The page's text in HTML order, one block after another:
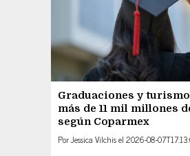
Graduaciones y
más de 11 mil millones
según Coparmex
PorJessica Vilchisel 2026-08-